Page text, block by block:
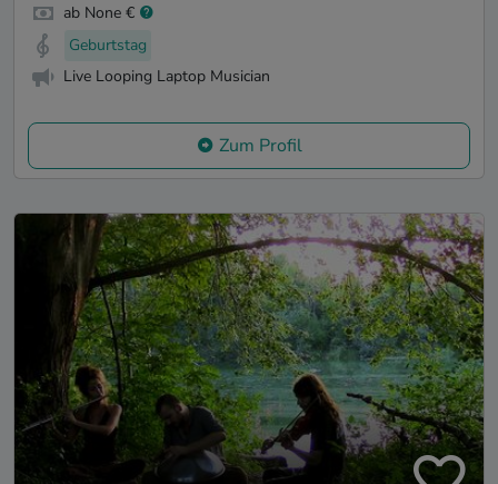
ab None €
Geburtstag
Live Looping Laptop Musician
Zum Profil